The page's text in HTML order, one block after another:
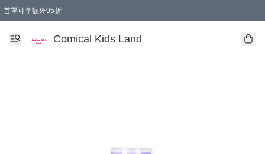
首單可享額外95折
Comical Kids Land